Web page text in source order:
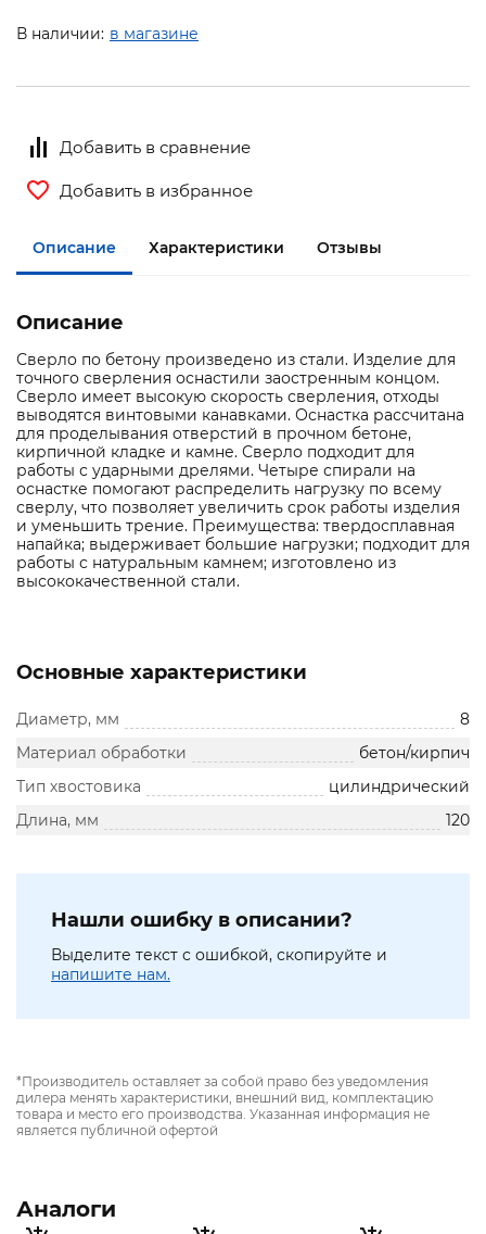
В наличии: в магазине
Добавить в сравнение
Добавить в избранное
Описание Характеристики Отзывы
Описание
Сверло по бетону произведено из стали. Изделие для
точного сверления оснастили заостренным концом.
Сверло имеет высокую скорость сверления, отходы
выводятся винтовыми канавками. Оснастка рассчитана
для проделывания отверстий в прочном бетоне,
кирпичной кладке и камне. Сверло подходит для
работы с ударными дрелями. Четыре спирали на
оснастке помогают распределить нагрузку по всему
сверлу, что позволяет увеличить срок работы изделия
и уменьшить трение. Преимущества: твердосплавная
напайка; выдерживает большие нагрузки; подходит для
работы с натуральным камнем; изготовлено из
высококачественной стали.
Основные характеристики
Диаметр, мм
8
Материал обработки
бетон/кирпич
Тип хвостовика
цилиндрический
Длина, мм
120
Нашли ошибку в описании?
Выделите текст с ошибкой, скопируйте и
напишите нам.
*Производитель оставляет за собой право без уведомления
дилера менять характеристики, внешний вид, комплектацию
товара и место его производства. Указанная информация не
является публичной офертой
Аналоги